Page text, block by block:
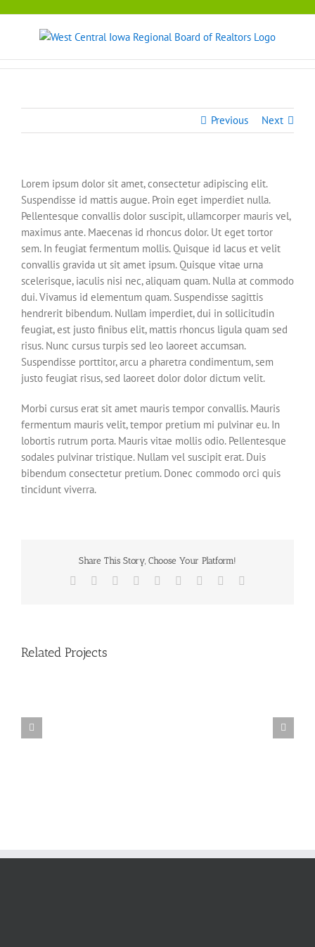
Previous Next
Lorem ipsum dolor sit amet, consectetur adipiscing elit.
Suspendisse id mattis augue. Proin eget imperdiet nulla.
Pellentesque convallis dolor suscipit, ullamcorper mauris vel,
maximus ante. Maecenas id rhoncus dolor. Ut eget tortor
sem. In feugiat fermentum mollis. Quisque id lacus et velit
convallis gravida ut sit amet ipsum. Quisque vitae urna
scelerisque, iaculis nisi nec, aliquam quam. Nulla at commodo
dui. Vivamus id elementum quam. Suspendisse sagittis
hendrerit bibendum. Nullam imperdiet, dui in sollicitudin
feugiat, est justo finibus elit, mattis rhoncus ligula quam sed
risus. Nunc cursus turpis sed leo laoreet accumsan.
Suspendisse porttitor, arcu a pharetra condimentum, sem
justo feugiat risus, sed laoreet dolor dolor dictum velit.
Morbi cursus erat sit amet mauris tempor convallis. Mauris
fermentum mauris velit, tempor pretium mi pulvinar eu. In
lobortis rutrum porta. Mauris vitae mollis odio. Pellentesque
sodales pulvinar tristique. Nullam vel suscipit erat. Duis
bibendum consectetur pretium. Donec commodo orci quis
tincidunt viverra.
Share This Story, Choose Your Platform!
Facebook Reddit LinkedInWhatsApp
TumblrPinterest
Related Projects